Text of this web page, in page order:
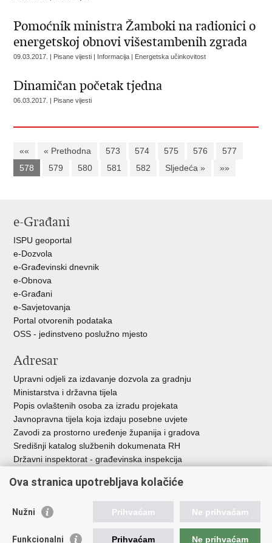
Pomoćnik ministra Žamboki na radionici o
energetskoj obnovi višestambenih zgrada
09.03.2017. | Pisane vijesti | Informacija | Energetska učinkovitost
Dinamičan početak tjedna
06.03.2017. | Pisane vijesti
«« « Prethodna 573 574 575 576
577
578
579 580 581 582 Sljedeća » »»
e-Građani
ISPU geoportal
e-Dozvola
e-Građevinski dnevnik
e-Obnova
e-Građani
e-Savjetovanja
Portal otvorenih podataka
OSS - jedinstveno poslužno mjesto
Adresar
Upravni odjeli za izdavanje dozvola za gradnju
Ministarstva i državna tijela
Popis ovlaštenih osoba za izradu projekata
Javnopravna tijela koja izdaju posebne uvjete
Zavodi za prostorno uređenje županija i gradova
Središnji katalog službenih dokumenata RH
Državni inspektorat - građevinska inspekcija
Vlada Republike Hrvatske
Ova stranica upotrebljava kolačiće
Nužni Prihvaćam Ne prihvaćam
Funkcionalni Prihvaćam Ne prihvaćam